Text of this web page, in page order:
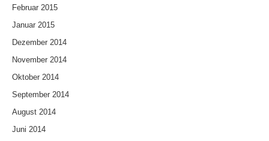
Februar 2015
Januar 2015
Dezember 2014
November 2014
Oktober 2014
September 2014
August 2014
Juni 2014